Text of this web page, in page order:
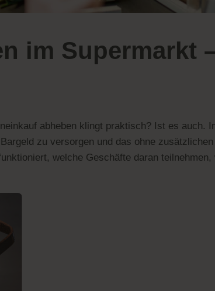
im Supermarkt
abheben klingt praktisch? Ist es auch.
zu versorgen und das ohne
welche Geschäfte daran